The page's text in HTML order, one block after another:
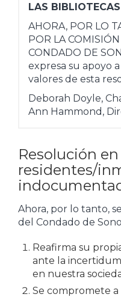
LAS
AHORA, POR LO
POR LA
CONDADO DE
expresa su apoyo
valores de esta
Deborah Doyle,
Ann Hammond,
Resolución
residentes/
Ahora, por lo tanto,
del Condado de
Reafirma su
ante la
en nuestra
Se compromete